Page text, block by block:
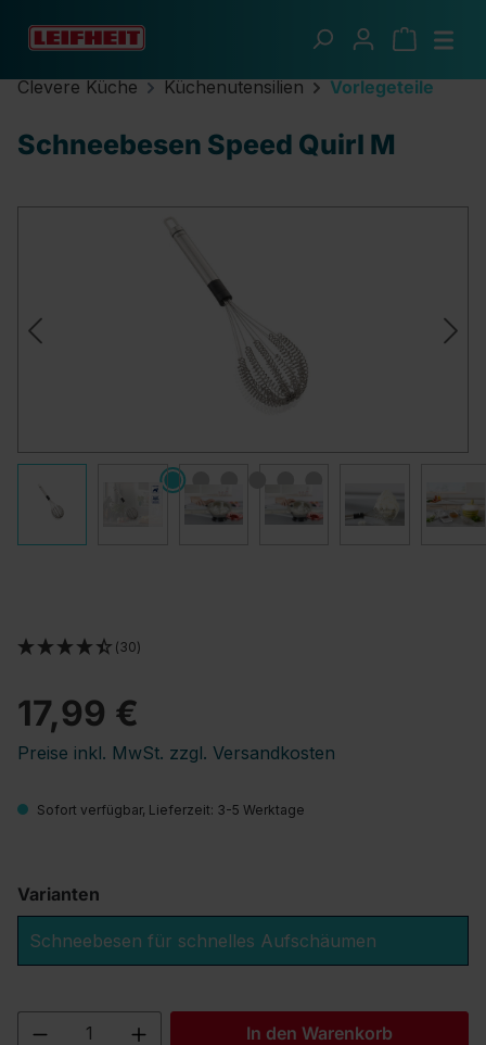
Zum Hauptinhalt springen
Clevere Küche Küchenutensilien Vorlegeteile
Schneebesen Speed Quirl M
17,99 €
Preise inkl. MwSt. zzgl. Versandkosten
(30)
Sofort verfügbar, Lieferzeit: 3-5 Werktage
Varianten
Schneebesen für schnelles Aufschäumen
Produkt Anzahl: Gib den gewünschten
In den Warenkorb